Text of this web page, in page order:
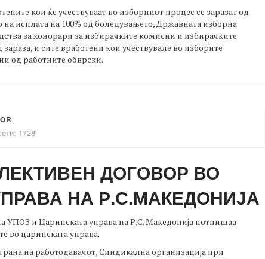
кои ќе учествуваат во изборниот процес се заразат од
на исплата на 100% од боледувањето, Државната изборна
за хонорари за избирачките комисии и избирачките
и сите вработени кои учествувале во изборите
од работните обврски.
1728
ДОГОВОР ВО
НА Р.С.МАКЕДОНИЈА
УПОЗ и Царинската управа на Р.С. Македонија потпишаа
во царинската управа.
на работодавачот, Синдикална организација при